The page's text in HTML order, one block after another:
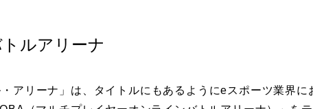
ルアリーナ
・アリーナ」は、タイトルにもあるようにeスポーツ業界に